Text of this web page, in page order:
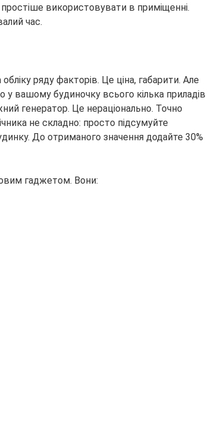
простіше використовувати в приміщенні.
час.
ряду факторів. Це ціна, габарити. Але
вашому будиночку всього кілька приладів
генератор. Це нераціонально. Точно
не складно: просто підсумуйте
До отриманого значення додайте 30%
гаджетом. Вони: